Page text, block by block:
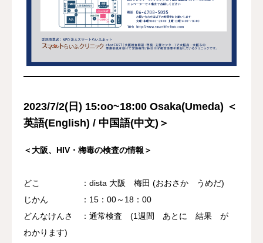
2023/7/2(日) 15:oo~18:00 Osaka(Umeda) ＜
英語(English) / 中国語(中文)＞
＜大阪、HIV・梅毒の検査の情報＞
どこ ：dista 大阪 梅田 (おおさか うめだ)
じかん ：15：00～18：00
どんなけんさ ：通常検査 (1週間 あとに 結果 が
わかります)